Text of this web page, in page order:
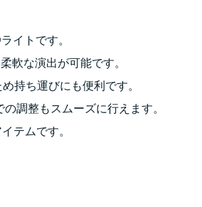
イトです。
軟な演出が可能です。
持ち運びにも便利です。
調整もスムーズに行えます。
テムです。